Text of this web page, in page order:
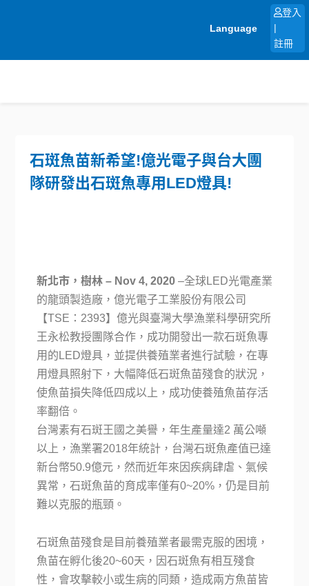
Language
登入
註冊
石斑魚苗新希望!億光電子與台大團
隊研發出石斑魚專用LED燈具!
新北市，樹林 – Nov 4, 2020–全球LED光電產業
的龍頭製造廠，億光電子工業股份有限公司
【TSE：2393】億光與臺灣大學漁業科學研究所
王永松教授團隊合作，成功開發出一款石斑魚專
用的LED燈具，並提供養殖業者進行試驗，在專
用燈具照射下，大幅降低石斑魚苗殘食的狀況，
使魚苗損失降低四成以上，成功使養殖魚苗存活
率翻倍。
台灣素有石斑王國之美譽，年生產量達2 萬公噸
以上，漁業署2018年統計，台灣石斑魚產值已達
新台幣50.9億元，然而近年來因疾病肆虐、氣候
異常，石斑魚苗的育成率僅有0~20%，仍是目前
難以克服的瓶頸。
石斑魚苗殘食是目前養殖業者最需克服的困境，
魚苗在孵化後20~60天，因石斑魚有相互殘食
性，會攻擊較小或生病的同類，造成兩方魚苗皆